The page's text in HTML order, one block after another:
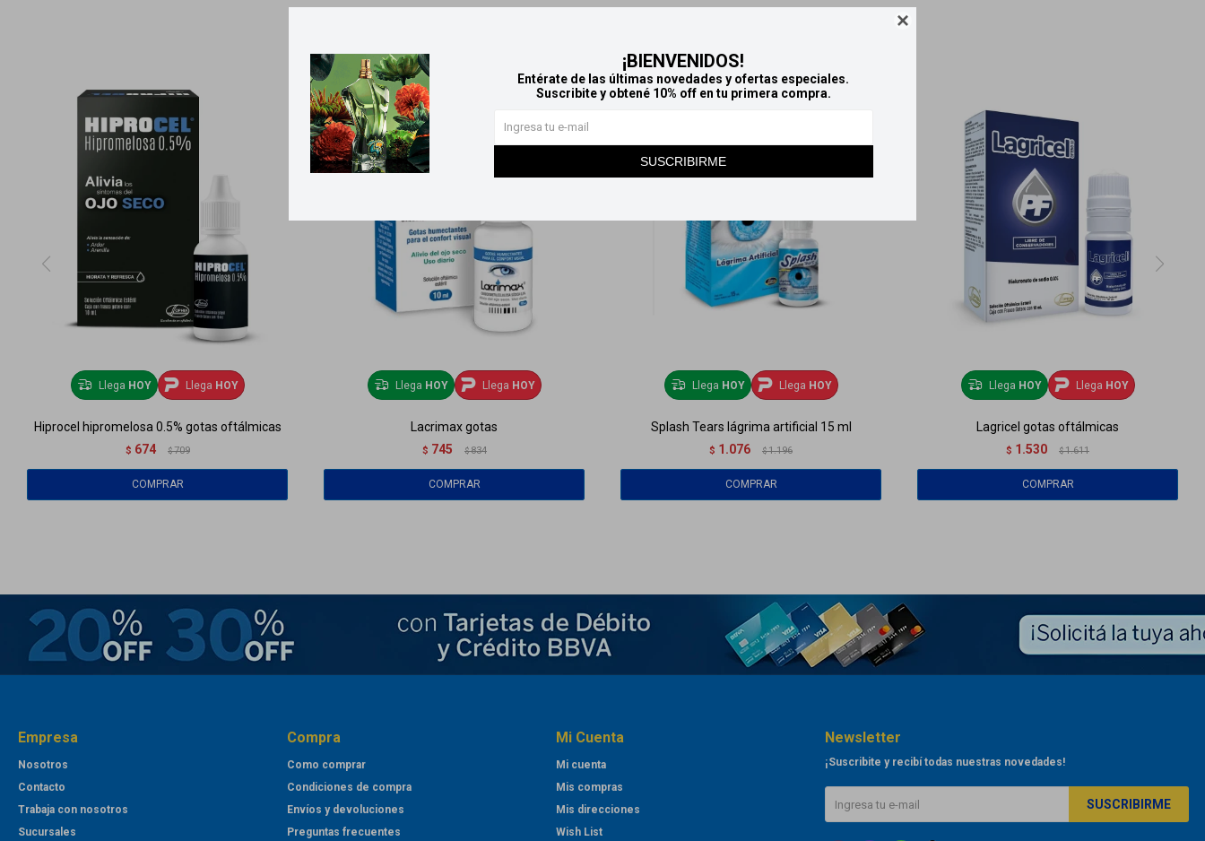

¡BIENVENIDOS!
Entérate de las últimas novedades y ofertas especiales.
Suscribite y obtené 10% off en tu primera compra.
SUSCRIBIRME
Llega HOY Llega HOY
Hiprocel hipromelosa 0.5% gotas oftálmicas
$ 674 $ 709
Llega HOY Llega HOY
Lacrimax gotas
$ 745 $ 834
Llega HOY Llega HOY
Splash Tears lágrima artificial 15 ml
$ 1.076 $ 1.196
Llega HOY Llega HOY
Lagricel gotas oftálmicas
$ 1.530 $ 1.611
Empresa
Nosotros
Contacto
Trabaja con nosotros
Sucursales
Compra
Como comprar
Condiciones de compra
Envíos y devoluciones
Preguntas frecuentes
Mi Cuenta
Mi cuenta
Mis compras
Mis direcciones
Wish List
Newsletter
¡Suscribite y recibí todas nuestras novedades!
SUSCRIBIRME